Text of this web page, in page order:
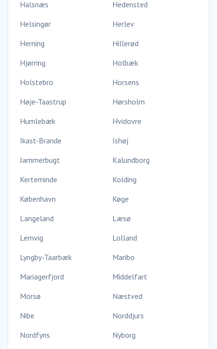
Halsnæs
Hedensted
Helsingør
Herlev
Herning
Hillerød
Hjørring
Holbæk
Holstebro
Horsens
Høje-Taastrup
Hørsholm
Humlebæk
Hvidovre
Ikast-Brande
Ishøj
Jammerbugt
Kalundborg
Kerteminde
Kolding
København
Køge
Langeland
Læsø
Lemvig
Lolland
Lyngby-Taarbæk
Maribo
Mariagerfjord
Middelfart
Morsø
Næstved
Nibe
Norddjurs
Nordfyns
Nyborg